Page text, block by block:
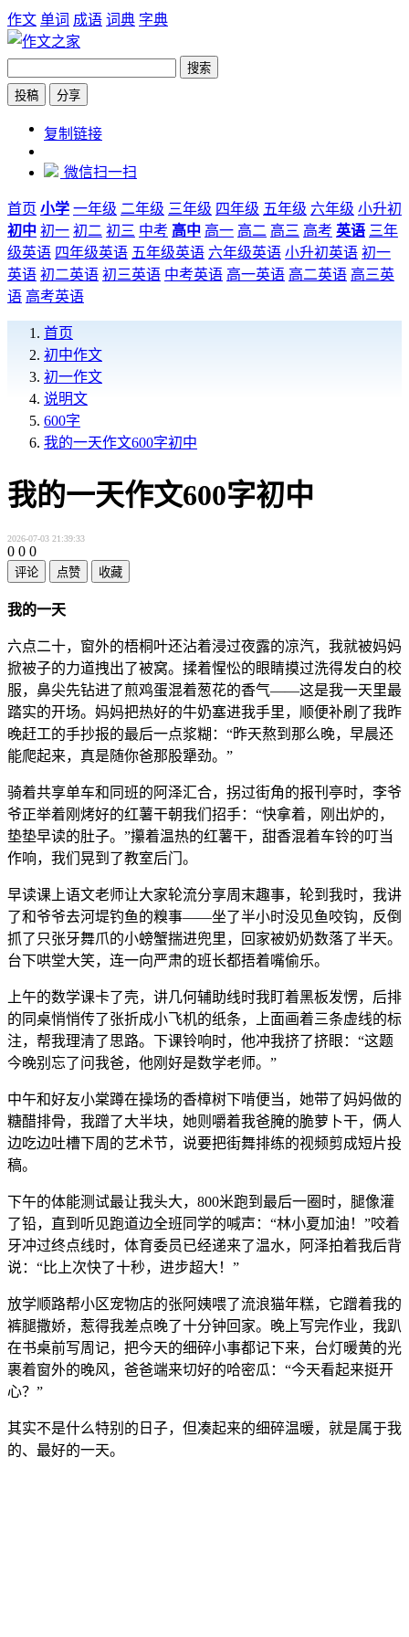
作文 单词 成语 词典 字典
搜索
投稿
分享
https://www.zw6.cn/zuowen/1000062
复制链接
微信扫一扫
首页 小学 一年级 二年级 三年级 四年级 五年级 六年级 小升初
初中 初一 初二 初三 中考 高中 高一 高二 高三 高考 英语 三年
级英语 四年级英语 五年级英语 六年级英语 小升初英语 初一
英语 初二英语 初三英语 中考英语 高一英语 高二英语 高三英
语 高考英语
首页
初中作文
初一作文
说明文
600字
我的一天作文600字初中
我的一天作文600字初中
2026-07-03 21:39:33
0 0 0
评论 点赞 收藏
我的一天
六点二十，窗外的梧桐叶还沾着浸过夜露的凉汽，我就被妈妈
掀被子的力道拽出了被窝。揉着惺忪的眼睛摸过洗得发白的校
服，鼻尖先钻进了煎鸡蛋混着葱花的香气——这是我一天里最
踏实的开场。妈妈把热好的牛奶塞进我手里，顺便补刷了我昨
晚赶工的手抄报的最后一点浆糊：“昨天熬到那么晚，早晨还
能爬起来，真是随你爸那股犟劲。”
骑着共享单车和同班的阿泽汇合，拐过街角的报刊亭时，李爷
爷正举着刚烤好的红薯干朝我们招手：“快拿着，刚出炉的，
垫垫早读的肚子。”攥着温热的红薯干，甜香混着车铃的叮当
作响，我们晃到了教室后门。
早读课上语文老师让大家轮流分享周末趣事，轮到我时，我讲
了和爷爷去河堤钓鱼的糗事——坐了半小时没见鱼咬钩，反倒
抓了只张牙舞爪的小螃蟹揣进兜里，回家被奶奶数落了半天。
台下哄堂大笑，连一向严肃的班长都捂着嘴偷乐。
上午的数学课卡了壳，讲几何辅助线时我盯着黑板发愣，后排
的同桌悄悄传了张折成小飞机的纸条，上面画着三条虚线的标
注，帮我理清了思路。下课铃响时，他冲我挤了挤眼：“这题
今晚别忘了问我爸，他刚好是数学老师。”
中午和好友小棠蹲在操场的香樟树下啃便当，她带了妈妈做的
糖醋排骨，我蹭了大半块，她则嚼着我爸腌的脆萝卜干，俩人
边吃边吐槽下周的艺术节，说要把街舞排练的视频剪成短片投
稿。
下午的体能测试最让我头大，800米跑到最后一圈时，腿像灌
了铅，直到听见跑道边全班同学的喊声：“林小夏加油！”咬着
牙冲过终点线时，体育委员已经递来了温水，阿泽拍着我后背
说：“比上次快了十秒，进步超大！”
放学顺路帮小区宠物店的张阿姨喂了流浪猫年糕，它蹭着我的
裤腿撒娇，惹得我差点晚了十分钟回家。晚上写完作业，我趴
在书桌前写周记，把今天的细碎小事都记下来，台灯暖黄的光
裹着窗外的晚风，爸爸端来切好的哈密瓜：“今天看起来挺开
心？”
其实不是什么特别的日子，但凑起来的细碎温暖，就是属于我
的、最好的一天。